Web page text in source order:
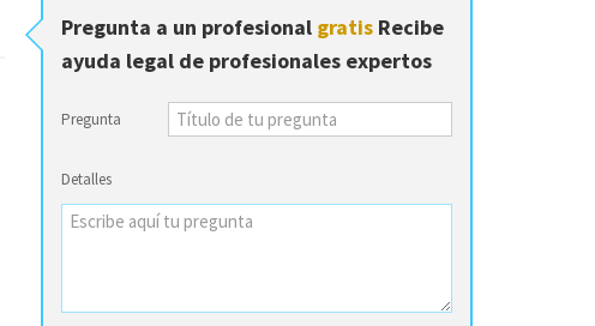
Pregunta a un profesional gratis Recibe
ayuda legal de profesionales expertos
Pregunta
Detalles